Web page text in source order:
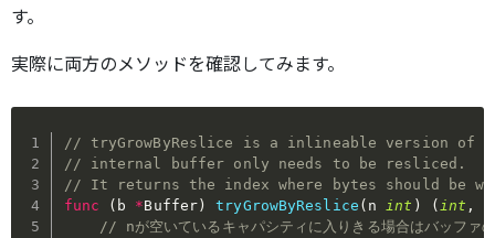
す。
実際に両方のメソッドを確認してみます。
// tryGrowByReslice is a inlineable version of
// internal buffer only needs to be resliced.
// It returns the index where bytes should be
func
( b *Buffer) tryGrowByReslice ( n int ) ( int ,
// nが空いているキャパシティに入りきる場合はバッファ